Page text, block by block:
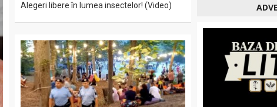
Alegeri libere în lumea insectelor! (Video)